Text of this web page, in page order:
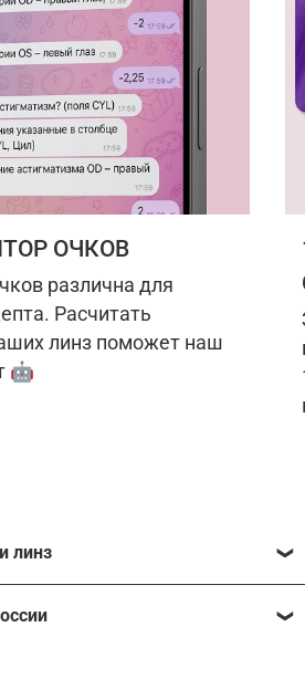
ОЧКОВ
различна для
Расчитать
линз поможет наш
🤖
линз
ваших линз поможет